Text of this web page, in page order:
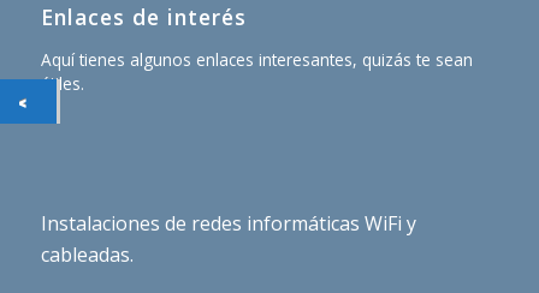
Enlaces de interés
Aquí tienes algunos enlaces interesantes, quizás te sean
útiles.
Instalaciones de redes informáticas WiFi y
cableadas.